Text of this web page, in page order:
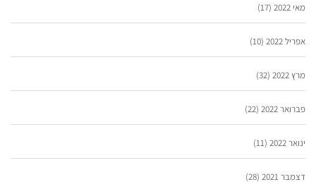
מאי 2022 (17)
אפריל 2022 (10)
מרץ 2022 (32)
פברואר 2022 (22)
ינואר 2022 (11)
דצמבר 2021 (28)